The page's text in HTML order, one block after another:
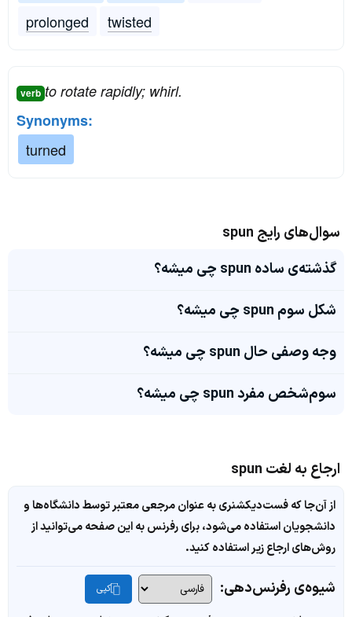
prolonged
twisted
verb to rotate rapidly; whirl.
Synonyms:
turned
سوال‌های رایج spun
گذشته‌ی ساده spun چی میشه؟
شکل سوم spun چی میشه؟
وجه وصفی حال spun چی میشه؟
سوم‌شخص مفرد spun چی میشه؟
ارجاع به لغت spun
از آن‌جا که فست‌دیکشنری به عنوان مرجعی معتبر توسط دانشگاه‌ها و
دانشجویان استفاده می‌شود، برای رفرنس به این صفحه می‌توانید از
روش‌های ارجاع زیر استفاده کنید.
شیوه‌ی رفرنس‌دهی: کپی